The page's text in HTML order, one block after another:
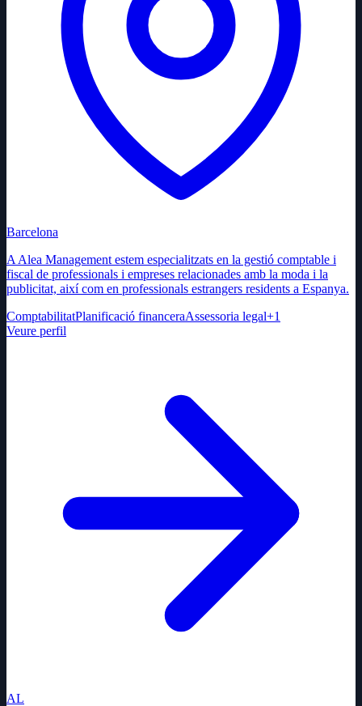
Barcelona
A Alea Management estem especialitzats en la gestió comptable i
fiscal de professionals i empreses relacionades amb la moda i la
publicitat, així com en professionals estrangers residents a Espanya.
ComptabilitatPlanificació financeraAssessoria legal+1
Veure perfil
AL